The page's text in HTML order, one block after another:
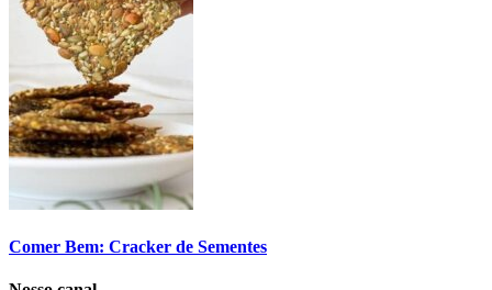
Comer Bem: Cracker de Sementes